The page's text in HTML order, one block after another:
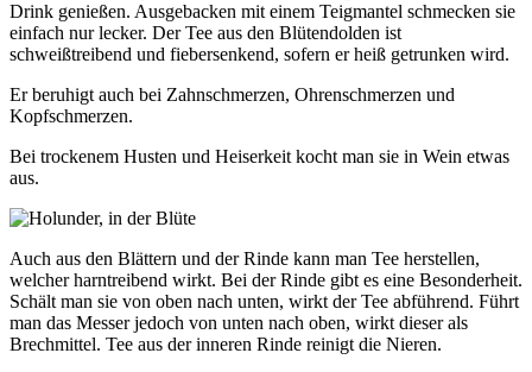
Drink genießen. Ausgebacken mit einem Teigmantel schmecken sie
einfach nur lecker. Der Tee aus den Blütendolden ist
schweißtreibend und fiebersenkend, sofern er heiß getrunken wird.
Er beruhigt auch bei Zahnschmerzen, Ohrenschmerzen und
Kopfschmerzen.
Bei trockenem Husten und Heiserkeit kocht man sie in Wein etwas
aus.
Auch aus den Blättern und der Rinde kann man Tee herstellen,
welcher harntreibend wirkt. Bei der Rinde gibt es eine Besonderheit.
Schält man sie von oben nach unten, wirkt der Tee abführend. Führt
man das Messer jedoch von unten nach oben, wirkt dieser als
Brechmittel. Tee aus der inneren Rinde reinigt die Nieren.